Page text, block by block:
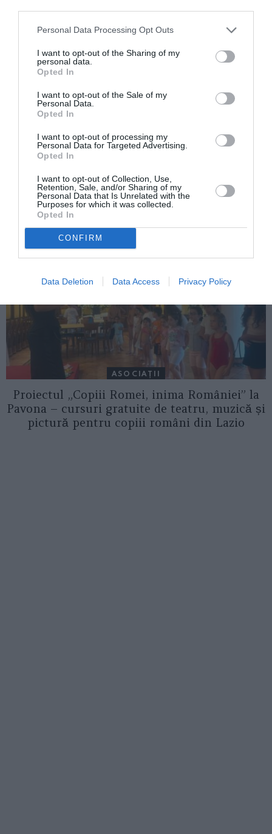
Personal Data Processing Opt Outs
I want to opt-out of the Sharing of my
personal data.
Opted In
I want to opt-out of the Sale of my
Personal Data.
Opted In
I want to opt-out of processing my
Personal Data for Targeted Advertising.
Opted In
I want to opt-out of Collection, Use,
Retention, Sale, and/or Sharing of my
Personal Data that Is Unrelated with the
Purposes for which it was collected.
Opted In
CONFIRM
Data Deletion Data Access Privacy Policy
ASEMENEA
Concursul Miss Badante 2026: informații
despre înscrieri și participare
ASOCIAŢII
Proiectul „Copiii Romei, inima României” la
Pavona – cursuri gratuite de teatru, muzică și
pictură pentru copiii români din Lazio